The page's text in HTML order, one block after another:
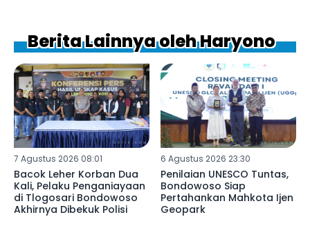
Berita Lainnya oleh Haryono
7 Agustus 2026 08:01
Bacok Leher Korban Dua
Kali, Pelaku Penganiayaan
di Tlogosari Bondowoso
Akhirnya Dibekuk Polisi
6 Agustus 2026 23:30
Penilaian UNESCO Tuntas,
Bondowoso Siap
Pertahankan Mahkota Ijen
Geopark